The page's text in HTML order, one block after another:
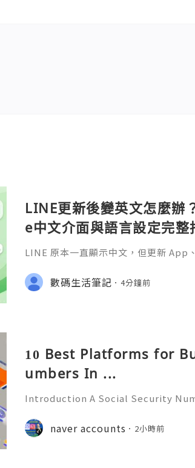
LINE更新後變英文怎麼
e中文介面與語言設定完整
LINE 原本一直顯示中文，但更新 App
並不少見。數碼生活筆記 4分鐘前
10 Best Platforms for
umbers In ...
Introduction A Social Security
official identification,
overnment-related pur
naver accounts 2小時前